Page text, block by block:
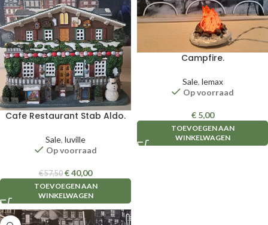
Cafe Restaurant Stab Aldo.
Sale, luville
Op voorraad
€57,50 €40,00
TOEVOEGEN AAN
WINKELWAGEN
Campfire.
Sale, lemax
Op voorraad
€5,00
TOEVOEGEN AAN
WINKELWAGEN